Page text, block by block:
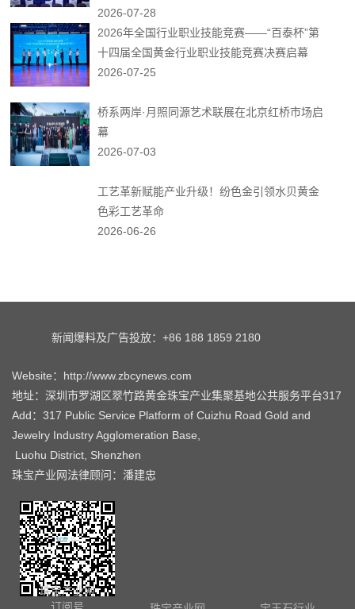
2026-07-28
2026年全国行业职业技能竞赛——“百泰杯”第
十四届全国黄金行业职业技能竞赛决赛启幕
2026-07-25
桥系两岸·月照同源艺术联展在北京红桥市场启
幕
2026-07-03
工艺革新赋能产业升级！纷色金引领水贝黄金
色彩工艺革命
2026-06-26
新闻爆料及广告投放：+86 188 1859 2180
Website：http://www.zbcynews.com
地址：深圳市罗湖区翠竹路黄金珠宝产业集聚基地公共服务平台317
Add：317 Public Service Platform of Cuizhu Road Gold and
Jewelry Industry Agglomeration Base,
Luohu District, Shenzhen
珠宝产业网法律顾问：潘建忠
珠宝产业网
订阅号